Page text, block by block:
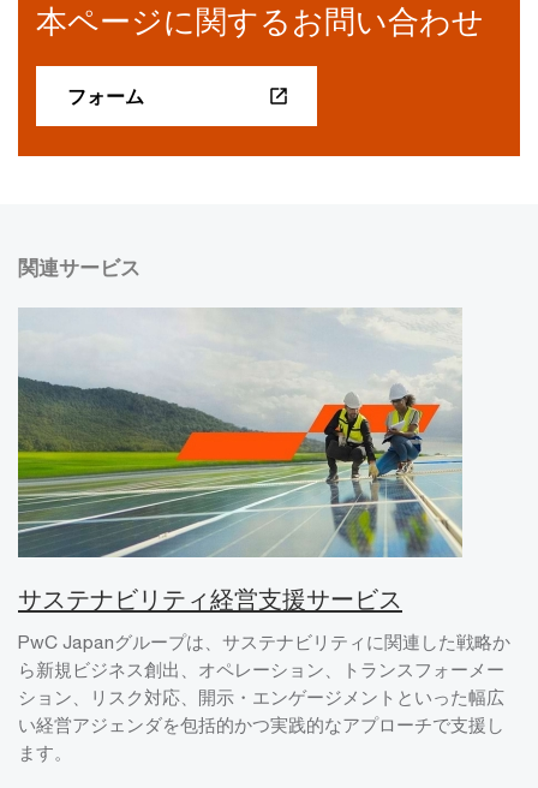
本ページに関するお問い合わせ
フォーム
関連サービス
サステナビリティ経営支援サービス
PwC Japanグループは、サステナビリティに関連した戦略か
ら新規ビジネス創出、オペレーション、トランスフォーメー
ション、リスク対応、開示・エンゲージメントといった幅広
い経営アジェンダを包括的かつ実践的なアプローチで支援し
ます。